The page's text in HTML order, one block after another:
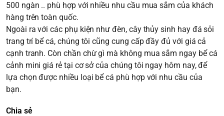
500 ngàn .. phù hợp với nhiều nhu cầu mua sắm của khách
hàng trên toàn quốc.
Ngoài ra với các phụ kiện như đèn, cây thủy sinh hay đá sỏi
trang trí bể cá, chúng tôi cũng cung cấp đầy đủ với giá cả
cạnh tranh. Còn chần chừ gì mà không mua sắm ngay bể cá
cảnh mini giá rẻ tại cơ sở của chúng tôi ngay hôm nay, để
lựa chọn được nhiều loại bể cá phù hợp với nhu cầu của
bạn.
Chia sẻ